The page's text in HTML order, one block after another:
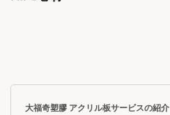
大福奇塑膠 アクリル板サービスの紹介